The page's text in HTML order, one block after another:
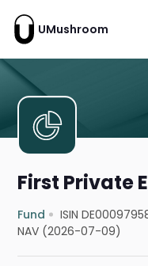
UMushroom
First Private
Fund ISIN
NAV (2026-07-09)